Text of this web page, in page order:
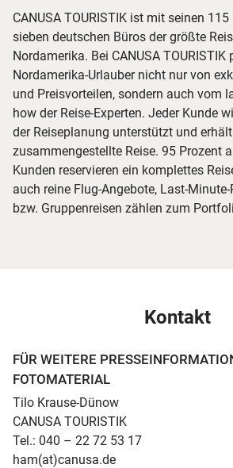
CANUSA TOURISTIK ist mit seinen
sieben deutschen Büros der größte
Nordamerika. Bei CANUSA TOURISTIK
Nordamerika-Urlauber nicht nur von
und Preisvorteilen, sondern auch vom
how der Reise-Experten. Jeder Kunde
der Reiseplanung unterstützt und
zusammengestellte Reise. 95 Prozent
Kunden reservieren ein komplettes
auch reine Flug-Angebote, Last-
bzw. Gruppenreisen zählen zum
Kontakt
FÜR WEITERE
FOTOMATERIAL
Tilo Krause-Dünow
CANUSA TOURISTIK
Tel.: 040 – 22 72 53 17
ham(at)canusa.de